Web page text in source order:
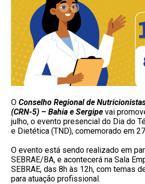
OConselho Regional de
(CRN-5) – Bahia e Sergipe vai
julho, o evento presencial do Dia do
e Dietética (TND), comemorado em
O evento está sendo realizado em
SEBRAE/BA, e acontecerá na Sala
SEBRAE, das 8h às 12h, com temas
para atuação profissional.